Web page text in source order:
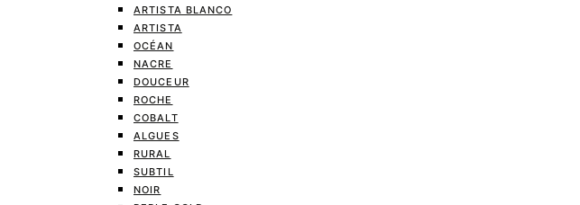
ARTISTA BLANCO
ARTISTA
OCÉAN
NACRE
DOUCEUR
ROCHE
COBALT
ALGUES
RURAL
SUBTIL
NOIR